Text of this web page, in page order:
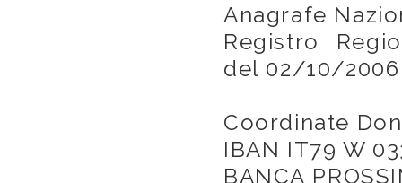
Anagrafe
Registro
del 02/10/2006
Coordinate
IBAN IT79 W
BANCA